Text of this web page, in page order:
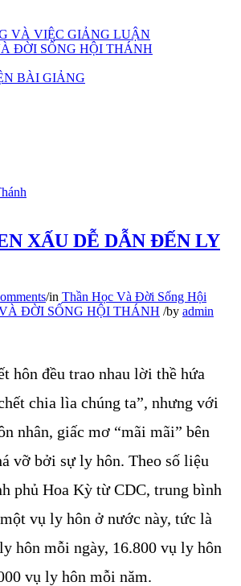
VÀ VIỆC GIẢNG LUẬN
ĐỜI SỐNG HỘI THÁNH
BÀI GIẢNG
XẤU DỄ DẪN ĐẾN LY
/in Thần Học Và Đời Sống Hội
ĐỜI SỐNG HỘI THÁNH /by admin
hôn đều trao nhau lời thề hứa
chia lìa chúng ta”, nhưng với
nhân, giấc mơ “mãi mãi” bên
vỡ bởi sự ly hôn. Theo số liệu
phủ Hoa Kỳ từ CDC, trung bình
vụ ly hôn ở nước này, tức là
hôn mỗi ngày, 16.800 vụ ly hôn
vụ ly hôn mỗi năm.